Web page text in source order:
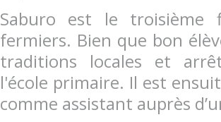
Saburo est le troisième
fermiers. Bien que bon
traditions locales et
l'école primaire. Il est
comme assistant auprès